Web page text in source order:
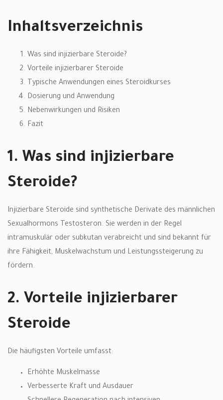
Inhaltsverzeichnis
Was sind injizierbare Steroide?
Vorteile injizierbarer Steroide
Typische Anwendungen eines Steroidkurses
Dosierung und Anwendung
Nebenwirkungen und Risiken
Fazit
1. Was sind injizierbare
Steroide?
Injizierbare Steroide sind synthetische Derivate des männlichen
Sexualhormons Testosteron. Sie werden in der Regel
intramuskulär oder subkutan verabreicht und sind bekannt für
ihre Fähigkeit, Muskelwachstum und Leistungssteigerung zu
fördern.
2. Vorteile injizierbarer
Steroide
Die häufigsten Vorteile umfasst:
Erhöhte Muskelmasse
Verbesserte Kraft und Ausdauer